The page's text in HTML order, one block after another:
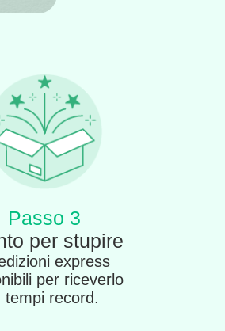
Passo 3
per stupire
express
per riceverlo
tempi record.